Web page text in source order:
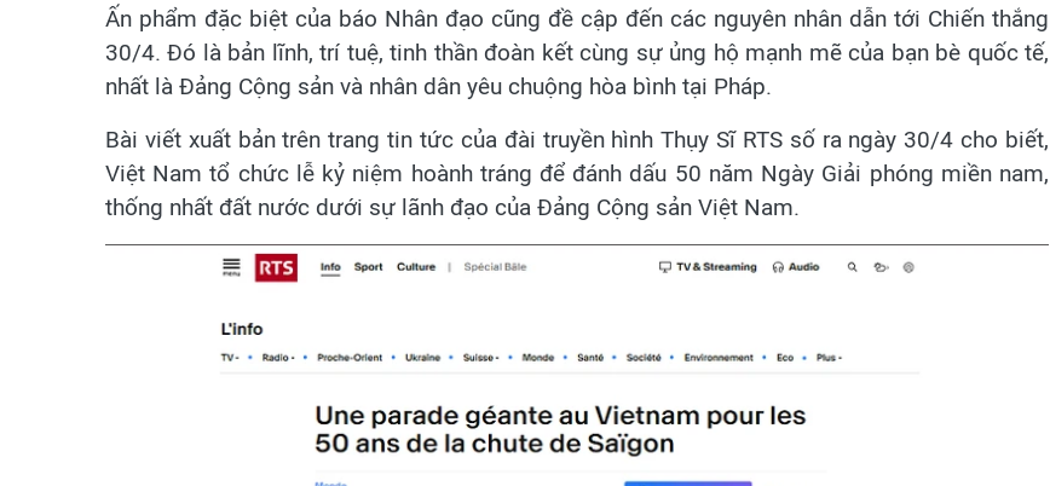
Ấn phẩm đặc biệt của báo Nhân đạo cũng đề cập đến các nguyên nhân dẫn tới Chiến thắng
30/4. Đó là bản lĩnh, trí tuệ, tinh thần đoàn kết cùng sự ủng hộ mạnh mẽ của bạn bè quốc tế,
nhất là Đảng Cộng sản và nhân dân yêu chuộng hòa bình tại Pháp.
Bài viết xuất bản trên trang tin tức của đài truyền hình Thụy Sĩ RTS số ra ngày 30/4 cho biết,
Việt Nam tổ chức lễ kỷ niệm hoành tráng để đánh dấu 50 năm Ngày Giải phóng miền nam,
thống nhất đất nước dưới sự lãnh đạo của Đảng Cộng sản Việt Nam.